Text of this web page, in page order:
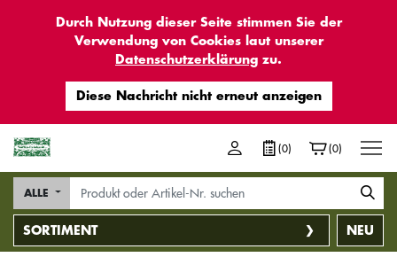
Durch Nutzung dieser Seite stimmen Sie der
Verwendung von Cookies laut unserer
Datenschutzerklärung zu.
(0) (0)
SORTIMENT
ALLE
NEU